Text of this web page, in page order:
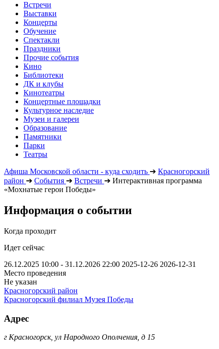
Встречи
Выставки
Концерты
Обучение
Спектакли
Праздники
Прочие события
Кино
Библиотеки
ДК и клубы
Кинотеатры
Концертные площадки
Культурное наследие
Музеи и галереи
Образование
Памятники
Парки
Театры
Афиша Московской области - куда сходить ➔ Красногорский
район ➔ События ➔ Встречи ➔ Интерактивная программа
«Мохнатые герои Победы»
Информация о событии
Когда проходит
Идет сейчас
26.12.2025 10:00 - 31.12.2026 22:00 2025-12-26 2026-12-31
Место проведения
Не указан
Красногорский район
Красногорский филиал Музея Победы
Адрес
г Красногорск, ул Народного Ополчения, д 15